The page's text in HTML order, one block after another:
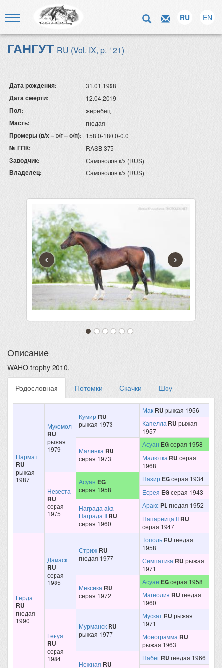
RU EN
ГАНГУТ RU (Vol. IX, p. 121)
Дата рождения: 31.01.1998
Дата смерти: 12.04.2019
Пол: жеребец
Масть: гнедая
Промеры (в/х – о/г – о/п): 158.0-180.0-0.0
№ ГПК: RASB 375
Заводчик: Самоволов к/з (RUS)
Владелец: Самоволов к/з (RUS)
‹ ›
Описание
WAHO trophy 2010.
Родословная Потомки Скачки Шоу
Нармат
RU
рыжая
1987
Мукомол
RU
рыжая
1979
Кумир RU
рыжая 1973
Мак RU рыжая 1956
Капелла RU рыжая
1957
Малинка RU
серая 1973
Асуан EGсерая 1958
Малютка RU серая
1968
Невеста
RU
серая
1975
Асуан EG
серая 1958
Назир EGсерая 1934
Есрея EGсерая 1943
Награда aka
Награда II RU
серая 1960
Аракс PLгнедая 1952
Напарница II RU
серая 1947
Герда
RU
гнедая
1990
Дамаск
RU
серая
1985
Стриж RU
гнедая 1977
Тополь RU гнедая
1958
Симпатика RU рыжая
1971
Мексика RU
серая 1972
Асуан EGсерая 1958
Магнолия RU гнедая
1960
Генуя
RU
серая
1984
Мурманск RU
рыжая 1977
Мускат RU рыжая
1971
Монограмма RU
рыжая 1963
Нежная RU
Набег RU гнедая 1966